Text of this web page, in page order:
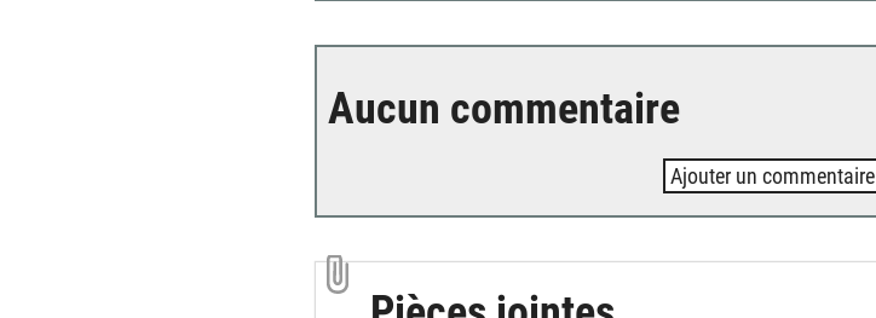
Aucun commentaire
Ajouter un commentaire